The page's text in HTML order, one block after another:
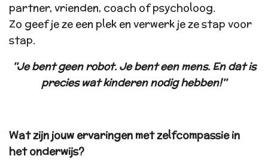
partner, vrienden, coach of psycholoog.
Zo geef je ze een plek en verwerk je ze stap voor
stap.
''Je bent geen robot. Je bent een mens. En dat is
precies wat kinderen nodig hebben!''
Wat zijn jouw ervaringen met zelfcompassie in
het onderwijs?